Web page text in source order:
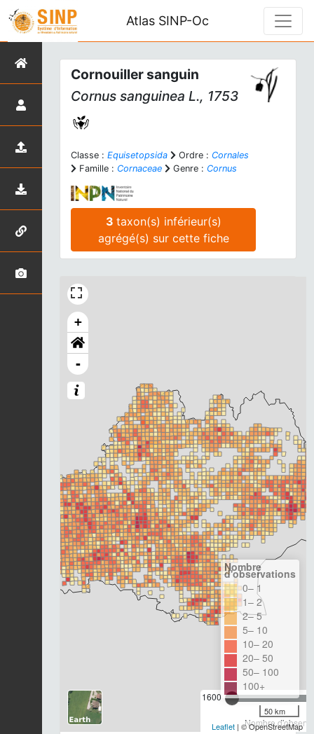
Atlas SINP-Oc
Cornouiller sanguin
Cornus sanguinea L., 1753
Classe : Equisetopsida Ordre : Cornales
Famille : Cornaceae Genre : Cornus
3 taxon(s) inférieur(s)
agrégé(s) sur cette fiche
+
-
1600
Nombre
Nombre
d'observations
0– 1
1– 2
2– 5
5– 10
10– 20
20– 50
50– 100
100+
50 km
Leaflet | © OpenStreetMap